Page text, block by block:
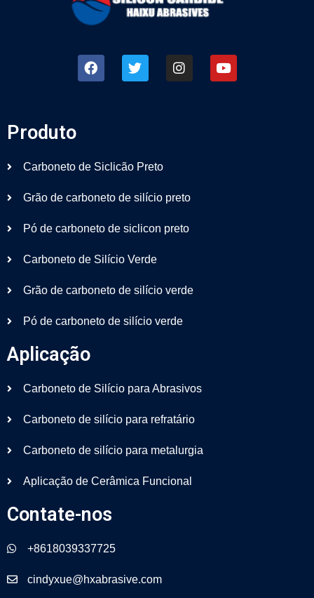
Produto
Carboneto de Siclicão Preto
Grão de carboneto de silício preto
Pó de carboneto de siclicon preto
Carboneto de Silício Verde
Grão de carboneto de silício verde
Pó de carboneto de silício verde
Aplicação
Carboneto de Silício para Abrasivos
Carboneto de silício para refratário
Carboneto de silício para metalurgia
Aplicação de Cerâmica Funcional
Contate-nos
+8618039337725
cindyxue@hxabrasive.com